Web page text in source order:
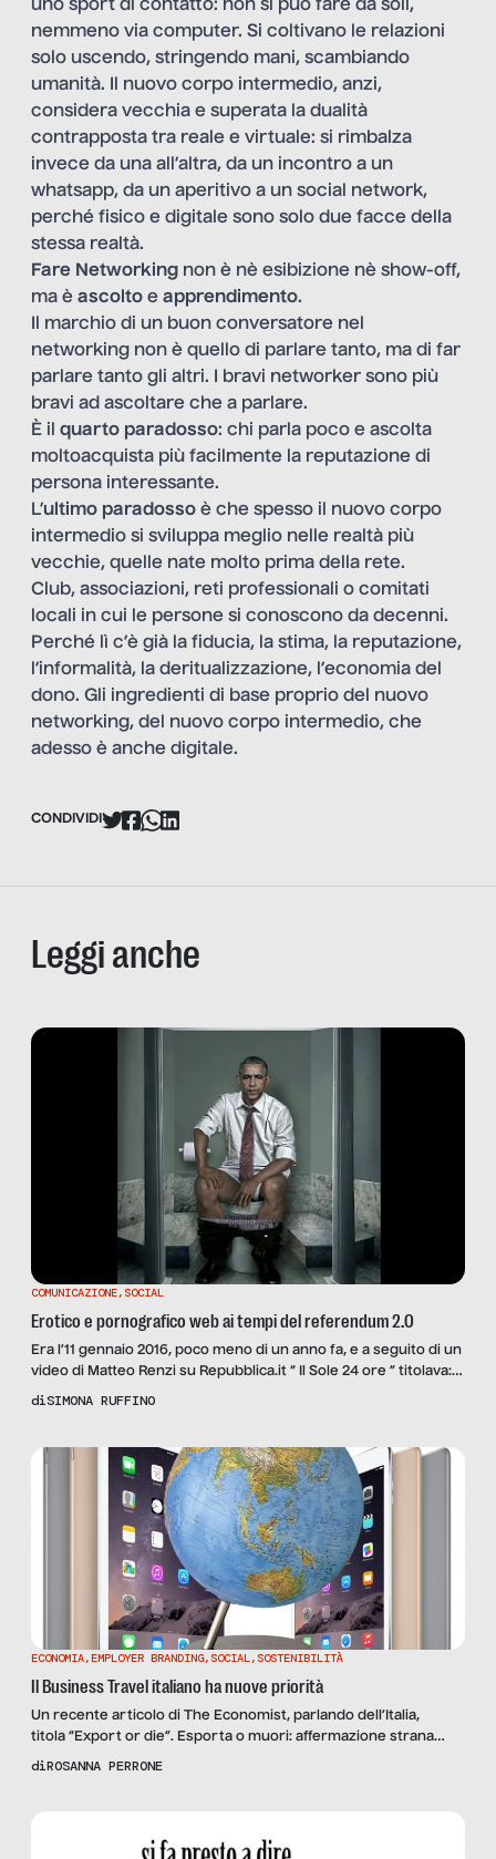
uno sport di contatto: non si può fare da soli,
nemmeno via computer. Si coltivano le relazioni
solo uscendo, stringendo mani, scambiando
umanità. Il nuovo corpo intermedio, anzi,
considera vecchia e superata la dualità
contrapposta tra reale e virtuale: si rimbalza
invece da una all’altra, da un incontro a un
whatsapp, da un aperitivo a un social network,
perché fisico e digitale sono solo due facce della
stessa realtà.
Fare Networking non è nè esibizione nè show-off,
ma è ascolto e apprendimento.
Il marchio di un buon conversatore nel
networking non è quello di parlare tanto, ma di far
parlare tanto gli altri. I bravi networker sono più
bravi ad ascoltare che a parlare.
È il quarto paradosso: chi parla poco e ascolta
moltoacquista più facilmente la reputazione di
persona interessante.
L’ultimo paradosso è che spesso il nuovo corpo
intermedio si sviluppa meglio nelle realtà più
vecchie, quelle nate molto prima della rete.
Club, associazioni, reti professionali o comitati
locali in cui le persone si conoscono da decenni.
Perché lì c’è già la fiducia, la stima, la reputazione,
l’informalità, la deritualizzazione, l’economia del
dono. Gli ingredienti di base proprio del nuovo
networking, del nuovo corpo intermedio, che
adesso è anche digitale.
CONDIVIDI
Leggi anche
COMUNICAZIONE, SOCIAL
Erotico e pornografico web ai tempi del referendum 2.0
Era l’11 gennaio 2016, poco meno di un anno fa, e a seguito di un
video di Matteo Renzi su Repubblica.it “ Il Sole 24 ore ” titolava:
“Se perdo il referendum lascio la politica”. Al contrattacco
diSIMONA RUFFINO
ECONOMIA,EMPLOYER BRANDING, SOCIAL, SOSTENIBILITÀ
Il Business Travel italiano ha nuove priorità
Un recente articolo di The Economist, parlando dell’Italia,
titola “Export or die”. Esporta o muori: affermazione strana
considerando che non si fa che ripetere quanto l’economia
diROSANNA PERRONE